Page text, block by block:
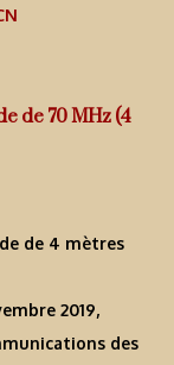
de 70 MHz (4
de 4 mètres
2019,
des